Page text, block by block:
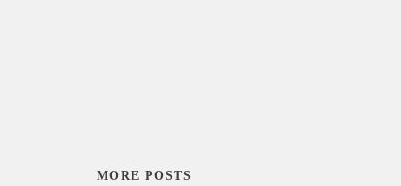
MORE POSTS